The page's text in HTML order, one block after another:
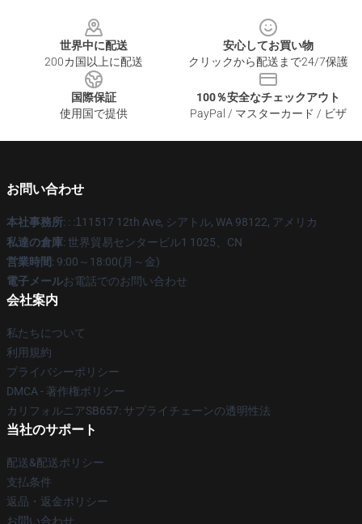
世界中に配送
200カ国以上に配送
安心してお買い物
クリックから配送まで24/7保護
国際保証
使用国で提供
100％安全なチェックアウト
PayPal / マスターカード / ビザ
お問い合わせ
本社事務所: : :1 11517 12th Ave, シアトル, WA 98122, アメリカ
私達の倉庫: 世界貿易センタービル1 1025、CN
営業時間: 9:00～18:00(月～金)
電子メールお電話でのお問い合わせ
会社案内
私たちについて
利用規約
プライバシーポリシー
DMCA - 著作権ポリシー
カリフォルニアSB657: サプライチェーンの透明性法
当社のサポート
配送&配送ポリシー
支払条件
返品・返金ポリシー
お問い合わせ